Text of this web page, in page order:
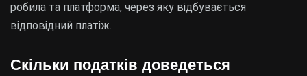
робила та платформа, через яку відбувається
відповідний платіж.
Скільки податків доведеться